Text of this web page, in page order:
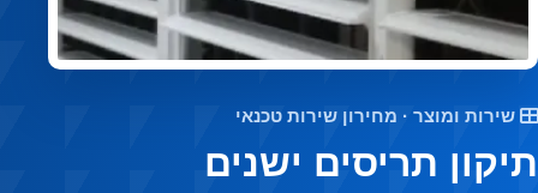
font_download סמן קישורים
שירות ומוצר · מחירון שירות טכנאי
תיקון תריסים ישנים